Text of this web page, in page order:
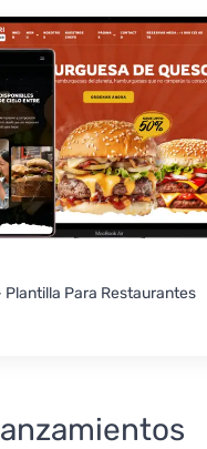
Plantilla Para Restaurantes